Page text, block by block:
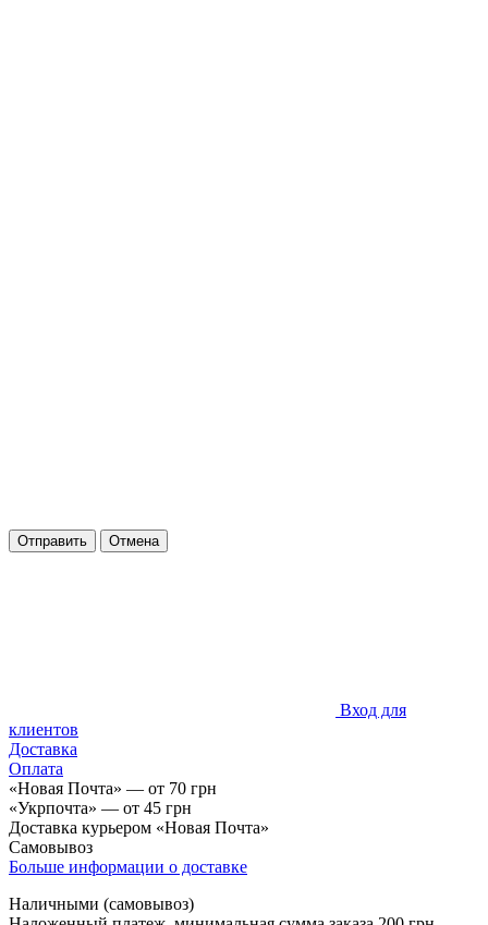
Отправить Отмена
Вход для
клиентов
Доставка
Оплата
«Новая Почта» — от 70 грн
«Укрпочта» — от 45 грн
Доставка курьером «Новая Почта»
Самовывоз
Больше информации о доставке
Наличными (самовывоз)